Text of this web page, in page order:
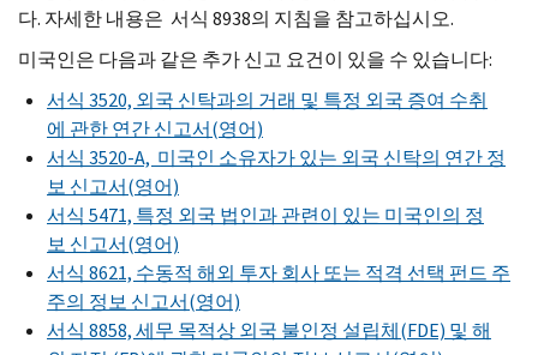
다. 자세한 내용은 서식 8938의 지침을 참고하십시오.
미국인은 다음과 같은 추가 신고 요건이 있을 수 있습니다:
서식 3520, 외국 신탁과의 거래 및 특정 외국 증여 수취
에 관한 연간 신고서(영어)
서식 3520-A, 미국인 소유자가 있는 외국 신탁의 연간 정
보 신고서(영어)
서식 5471, 특정 외국 법인과 관련이 있는 미국인의 정
보 신고서(영어)
서식 8621, 수동적 해외 투자 회사 또는 적격 선택 펀드 주
주의 정보 신고서(영어)
서식 8858, 세무 목적상 외국 불인정 설립체(FDE) 및 해